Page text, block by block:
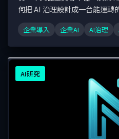
何把 AI 治理設計成一台能運轉
企業導入 企業AI AI治理
AI研究